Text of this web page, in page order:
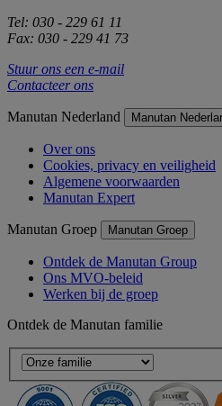
Tel: 030 - 229 61 11
Fax: 030 - 229 41 73
Stuur ons een e-mail
Contacteer ons
Manutan Nederland Manutan
Over ons
Cookies, privacy en veiligheid
Algemene voorwaarden
Manutan Expert
Manutan Groep Manutan Groep
Ontdek de Manutan Group
Ons MVO-beleid
Werken bij de groep
Ontdek de Manutan familie